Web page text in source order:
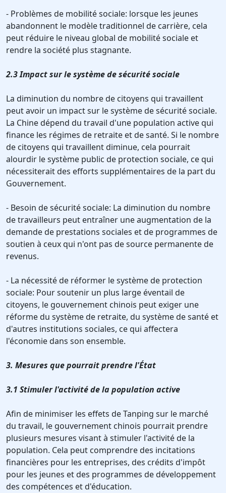
- Problèmes de mobilité sociale: lorsque les jeunes
abandonnent le modèle traditionnel de carrière, cela
peut réduire le niveau global de mobilité sociale et
rendre la société plus stagnante.
2.3 Impact sur le système de sécurité sociale
La diminution du nombre de citoyens qui travaillent
peut avoir un impact sur le système de sécurité sociale.
La Chine dépend du travail d'une population active qui
finance les régimes de retraite et de santé. Si le nombre
de citoyens qui travaillent diminue, cela pourrait
alourdir le système public de protection sociale, ce qui
nécessiterait des efforts supplémentaires de la part du
Gouvernement.
- Besoin de sécurité sociale: La diminution du nombre
de travailleurs peut entraîner une augmentation de la
demande de prestations sociales et de programmes de
soutien à ceux qui n'ont pas de source permanente de
revenus.
- La nécessité de réformer le système de protection
sociale: Pour soutenir un plus large éventail de
citoyens, le gouvernement chinois peut exiger une
réforme du système de retraite, du système de santé et
d'autres institutions sociales, ce qui affectera
l'économie dans son ensemble.
3. Mesures que pourrait prendre l'État
3.1 Stimuler l'activité de la population active
Afin de minimiser les effets de Tanping sur le marché
du travail, le gouvernement chinois pourrait prendre
plusieurs mesures visant à stimuler l'activité de la
population. Cela peut comprendre des incitations
financières pour les entreprises, des crédits d'impôt
pour les jeunes et des programmes de développement
des compétences et d'éducation.